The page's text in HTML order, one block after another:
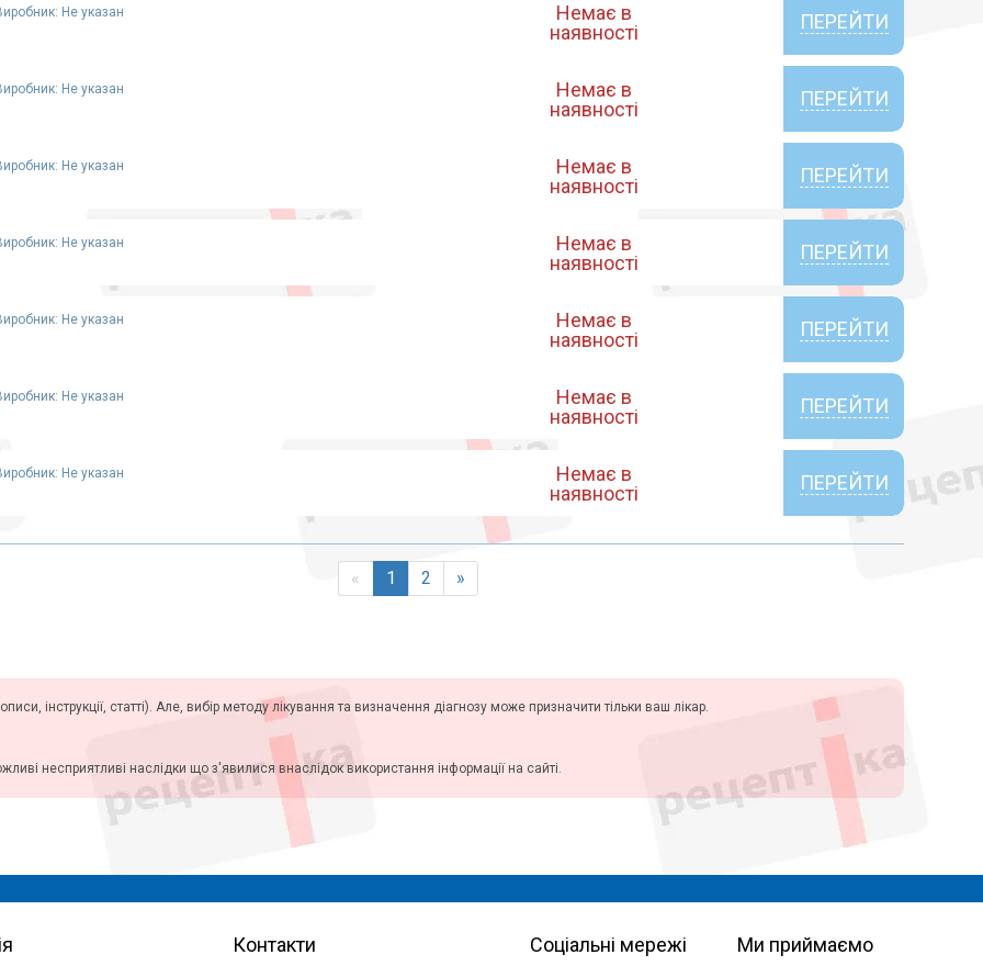
Не указан
Немає в
наявності
ПЕРЕЙТИ
Не указан
Немає в
наявності
ПЕРЕЙТИ
Не указан
Немає в
наявності
ПЕРЕЙТИ
Не указан
Немає в
наявності
ПЕРЕЙТИ
Не указан
Немає в
наявності
ПЕРЕЙТИ
Не указан
Немає в
наявності
ПЕРЕЙТИ
Не указан
Немає в
наявності
ПЕРЕЙТИ
« 1 2 »
інструкції, статті). Але, вибір методу лікування та визначення діагнозу може призначити тільки ваш лікар.
несприятливі наслідки що з'явилися внаслідок використання інформації на сайті.
Контакти Соціальні мережі Ми приймаємо